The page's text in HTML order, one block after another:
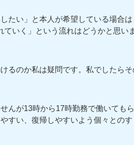
たい」と本人が希望している場合は
いく」という流れはどうかと思いま
るのか私は疑問です。私でしたらそ
んが13時から17時勤務で働いてもら
すい、復帰しやすいよう個々とのす